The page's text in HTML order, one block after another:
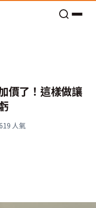
價了！這樣做讓
人氣